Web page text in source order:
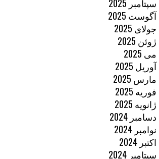
سپتامبر 2025
آگوست 2025
جولای 2025
ژوئن 2025
می 2025
آوریل 2025
مارس 2025
فوریه 2025
ژانویه 2025
دسامبر 2024
نوامبر 2024
اکتبر 2024
سپتامبر 2024